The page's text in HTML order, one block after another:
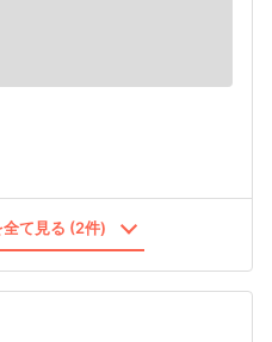
て見る (2件)